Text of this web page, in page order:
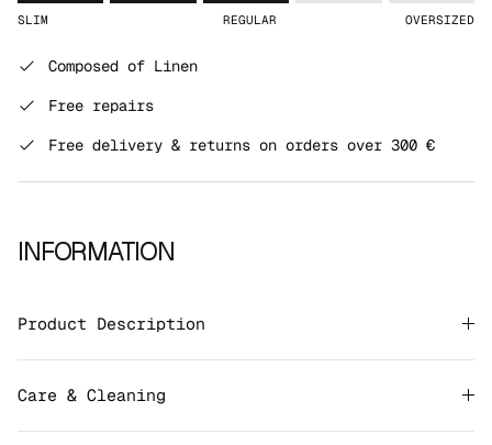
Rating of 1 means SLIM.
Rating of 5 means OVERSIZED.
SLIM REGULAR OVERSIZED
Composed of Linen
Free repairs
Free delivery & returns on orders over 300 €
INFORMATION
Product Description
Care & Cleaning